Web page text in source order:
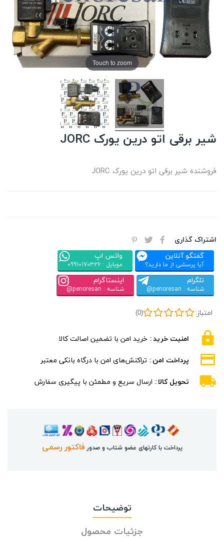
Touch to zoom
شیر برقی اتو درین یورک JORC
فروشنده شیر برقی اتو درین یورک JORC
اشتراک گذاری
گفتگو آنلاین
آیا پرسشی از ما دارید؟
واتس اپ
موبایل : 09910170326
تلگرام
شناسه : penoresan@
اینستاگرام
شناسه : penoresan@
امتیاز: (0)
امنیت خرید خرید امن با تضمین اصالت کالا
پرداخت امن تراکنش‌های امن با درگاه بانکی معتبر
تحویل کالا ارسال سریع و مطمئن با پیگیری سفارش
پرداخت با کارتهای عضو شتاب و صدور فاکتور رسمی
توضیحات
جزئیات محصول